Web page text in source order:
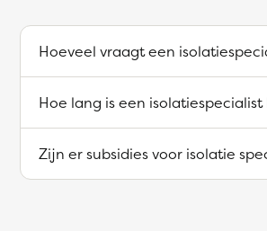
Hoeveel vraagt een
Hoe lang is een isolatiespecialist
Zijn er subsidies voor isolatie